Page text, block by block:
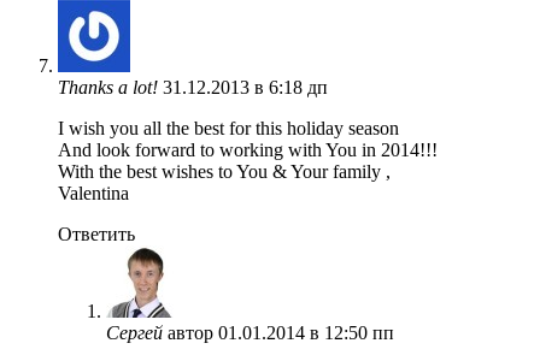
Thanks a lot! 31.12.2013 в 6:18 дп
I wish you all the best for this holiday season
And look forward to working with You in 2014!!!
With the best wishes to You & Your family ,
Valentina
Ответить
Сергей автор 01.01.2014 в 12:50 пп